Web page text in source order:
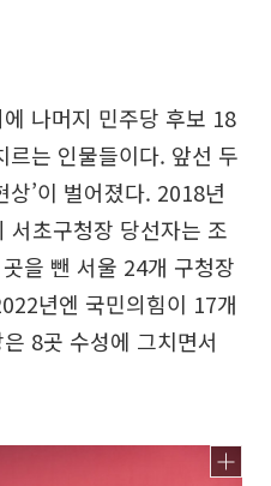
나머지 민주당 후보 18
르는 인물들이다. 앞선 두
상’이 벌어졌다. 2018년
서초구청장 당선자는 조
을 뺀 서울 24개 구청장
년엔 국민의힘이 17개
8곳 수성에 그치면서